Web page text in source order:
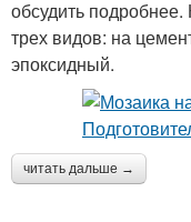
обсудить
трех видов: на
эпоксидный.
читать дальше →